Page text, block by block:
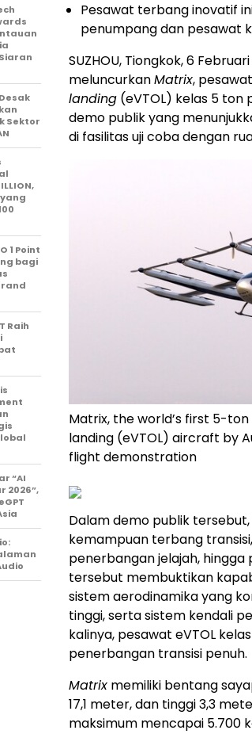
Pesawat terbang inovatif
penumpang dan pesawat
SUZHOU, Tiongkok, 6
meluncurkanMatrix,
landing (eVTOL) kelas 5 ton
demo publik yang
di fasilitas uji coba dengan
Matrix, the world’s first 5-
landing (eVTOL) aircraft by
flight demonstration
Dalam demo publik tersebut,
kemampuan terbang
penerbangan jelajah,
tersebut membuktikan
sistem aerodinamika yang
tinggi, serta sistem kendali
kalinya, pesawat eVTOL
penerbangan transisi penuh.
Matrix memiliki bentang
17,1 meter, dan tinggi 3,3
maksimum mencapai 5.700
Sektor
1 Point
bagi
Raih
“AI
2026”,